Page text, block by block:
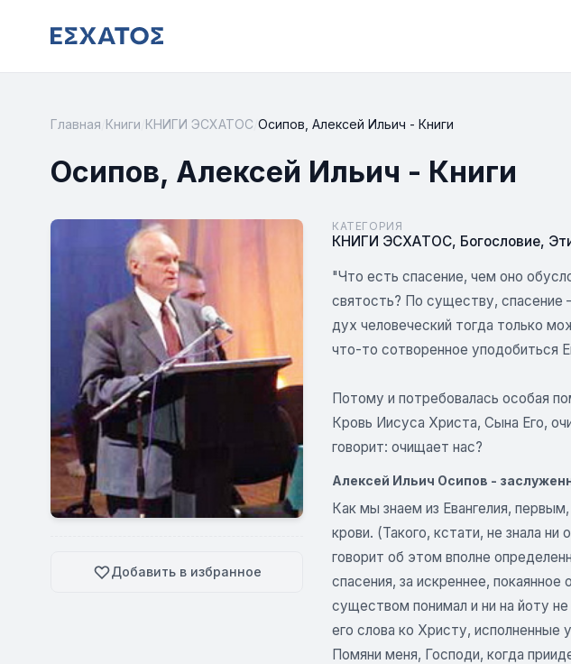
Главная Книги КНИГИ ЭСХАТОС Осипов, Алексей Ильич - Книги
Осипов, Алексей Ильич - Книги
Добавить в избранное
КАТЕГОРИЯ
КНИГИ ЭСХАТОС, Богословие,
"Что есть спасение, чем оно
святость? По существу,
дух человеческий тогда только
что-то сотворенное уподобиться
Потому и потребовалась особая
Кровь Иисуса Христа, Сына Его,
говорит: очищает нас?
Алексей Ильич Осипов -
Как мы знаем из Евангелия,
крови. (Такого, кстати, не знала
говорит об этом вполне
спасения, за искреннее,
существом понимал и ни на йоту
его слова ко Христу, исполненные
Помяни меня, Господи, когда